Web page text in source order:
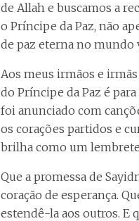
de Allah e buscamos a
o Príncipe da Paz, não
de paz eterna no mundo
Aos meus irmãos e
do Príncipe da Paz é
foi anunciado com
os corações partidos e
brilha como um
Que a promessa de
coração de esperança.
estendê-la aos outros. E